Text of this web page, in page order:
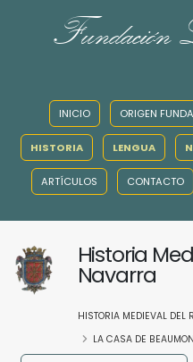
Fundación
INICIO ORIGEN
HISTORIA LENGUA
ARTÍCULOS CONTACTO
Historia
Navarra
HISTORIA MEDIEVAL DEL
LA CASA DE